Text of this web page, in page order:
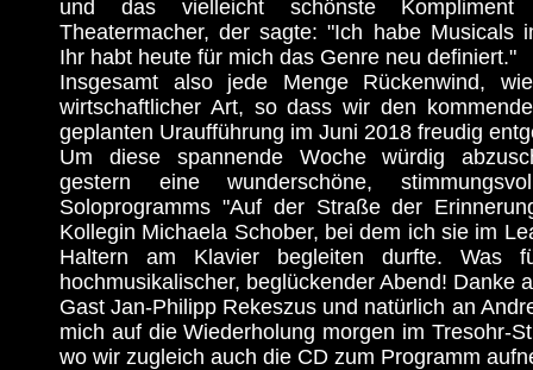
und das vielleicht schönste
Theatermacher, der sagte: "Ich habe Musicals
Ihr habt heute für mich das Genre neu definiert."
Insgesamt also jede Menge Rückenwind,
wirtschaftlicher Art, so dass wir den
geplanten Uraufführung im Juni 2018 freudig
Um diese spannende Woche würdig
gestern eine wunderschöne,
Soloprogramms "Auf der Straße der
Kollegin Michaela Schober, bei dem ich sie im
Haltern am Klavier begleiten durfte. Was
hochmusikalischer, beglückender Abend! Danke
Gast Jan-Philipp Rekeszus und natürlich an
mich auf die Wiederholung morgen im Tresohr-
wo wir zugleich auch die CD zum Programm